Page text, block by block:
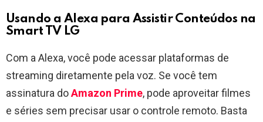
Usando a Alexa para Assistir Conteúdos na
Smart TV LG
Com a Alexa, você pode acessar plataformas de
streaming diretamente pela voz. Se você tem
assinatura doAmazon Prime, pode aproveitar filmes
e séries sem precisar usar o controle remoto. Basta